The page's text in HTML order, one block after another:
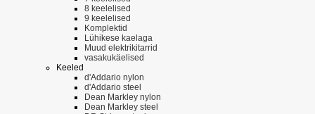
8 keelelised
9 keelelised
Komplektid
Lühikese kaelaga
Muud elektrikitarrid
vasakukäelised
Keeled
d'Addario nylon
d'Addario steel
Dean Markley nylon
Dean Markley steel